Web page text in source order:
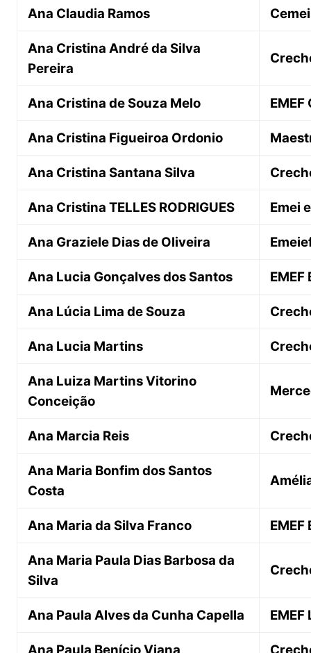
Ana Claudia Ramos
Ana Cristina André da Silva
Pereira
Ana Cristina de Souza Melo EMEF
Ana Cristina Figueiroa Ordonio
Ana Cristina Santana Silva
Ana Cristina TELLES RODRIGUES Emei
Ana Graziele Dias de Oliveira
Ana Lucia Gonçalves dos Santos
Ana Lúcia Lima de Souza
Ana Lucia Martins
Ana Luiza Martins Vitorino
Conceição
Ana Marcia Reis
Ana Maria Bonfim dos Santos
Costa
Ana Maria da Silva Franco EMEF
Ana Maria Paula Dias Barbosa da
Silva
Ana Paula Alves da Cunha Capella